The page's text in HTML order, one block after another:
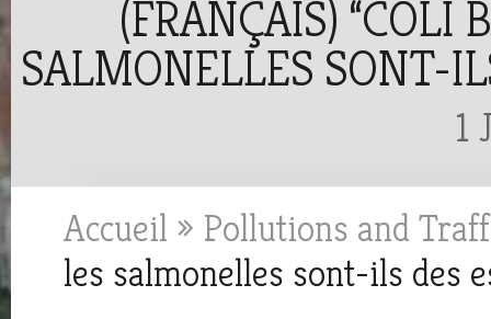
(FRANÇAIS) “COLI
SALMONELLES SONT-
1
Accueil » Pollutions and
les salmonelles sont-ils des